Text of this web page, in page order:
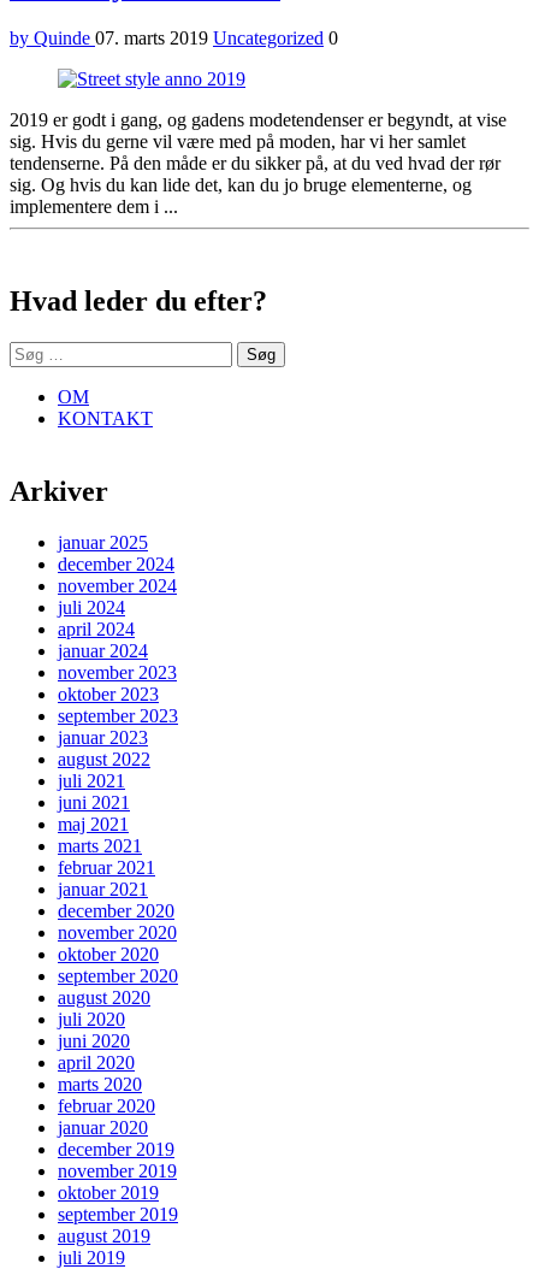
by Quinde 07. marts 2019 Uncategorized 0
2019 er godt i gang, og gadens modetendenser er begyndt, at vise
sig. Hvis du gerne vil være med på moden, har vi her samlet
tendenserne. På den måde er du sikker på, at du ved hvad der rør
sig. Og hvis du kan lide det, kan du jo bruge elementerne, og
implementere dem i ...
Hvad leder du efter?
Søg
efter:
OM
KONTAKT
Arkiver
januar 2025
december 2024
november 2024
juli 2024
april 2024
januar 2024
november 2023
oktober 2023
september 2023
januar 2023
august 2022
juli 2021
juni 2021
maj 2021
marts 2021
februar 2021
januar 2021
december 2020
november 2020
oktober 2020
september 2020
august 2020
juli 2020
juni 2020
april 2020
marts 2020
februar 2020
januar 2020
december 2019
november 2019
oktober 2019
september 2019
august 2019
juli 2019